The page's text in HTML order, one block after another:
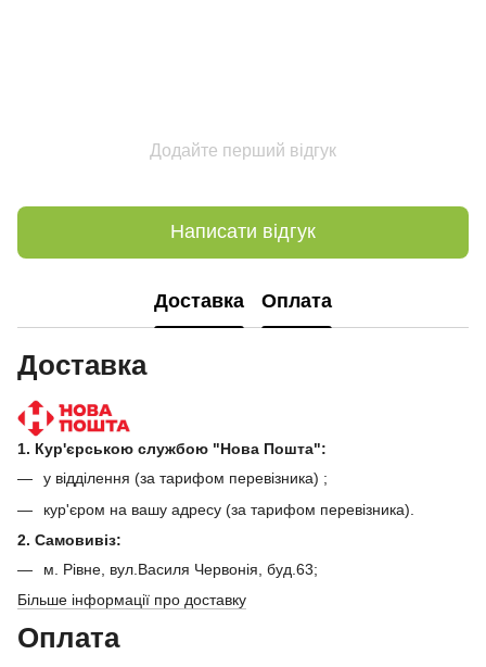
Додайте перший відгук
Написати відгук
Доставка Оплата
Доставка
1. Кур'єрською службою "Нова Пошта":
у відділення (за тарифом перевізника) ;
кур'єром на вашу адресу (за тарифом перевізника).
2. Самовивіз:
м. Рівне, вул.Василя Червонія, буд.63;
Більше інформації про доставку
Оплата